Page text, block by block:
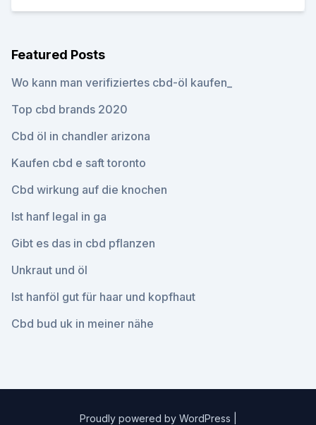
Featured Posts
Wo kann man verifiziertes cbd-öl kaufen_
Top cbd brands 2020
Cbd öl in chandler arizona
Kaufen cbd e saft toronto
Cbd wirkung auf die knochen
Ist hanf legal in ga
Gibt es das in cbd pflanzen
Unkraut und öl
Ist hanföl gut für haar und kopfhaut
Cbd bud uk in meiner nähe
Proudly powered by WordPress